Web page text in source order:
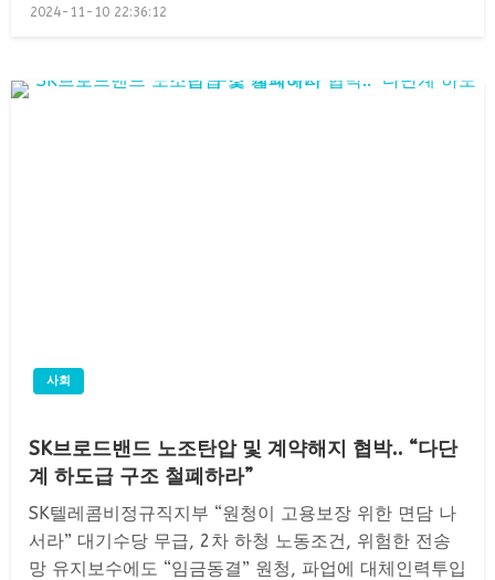
Posted
2024-11-10 22:36:12
사회
SK브로드밴드 노조탄압 및 계약해지 협박.. “다단
계 하도급 구조 철폐하라”
SK텔레콤비정규직지부 “원청이 고용보장 위한 면담 나
서라” 대기수당 무급, 2차 하청 노동조건, 위험한 전송
망 유지보수에도 “임금동결” 원청, 파업에 대체인력투입